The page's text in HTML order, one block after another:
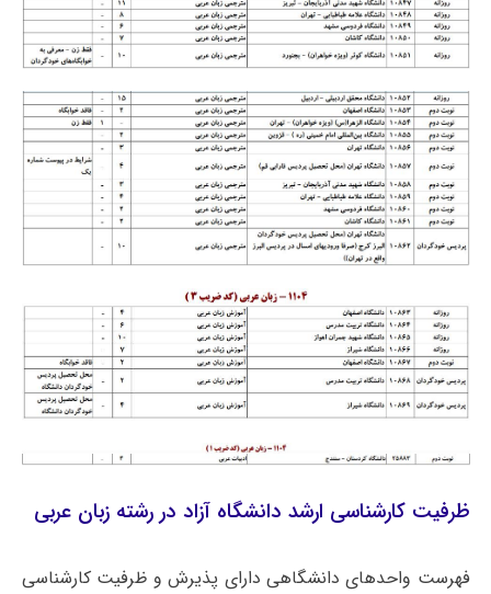
ظرفیت کارشناسی ارشد دانشگاه آزاد در رشته زبان عربی
فهرست واحدهای دانشگاهی دارای پذیرش و ظرفیت کارشناسی